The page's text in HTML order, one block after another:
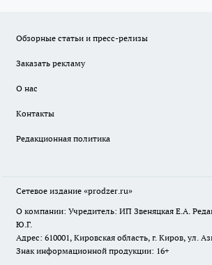
Обзорные статьи и пресс-релизы
Заказать рекламу
О нас
Контакты
Редакционная политика
Сетевое издание «prodzer.ru»
О компании: Учредитель: ИП Звеняцкая Е.А.
Ю.Г.
Адрес: 610001, Кировская область, г. Киров, ул.
Знак информационной продукции: 16+